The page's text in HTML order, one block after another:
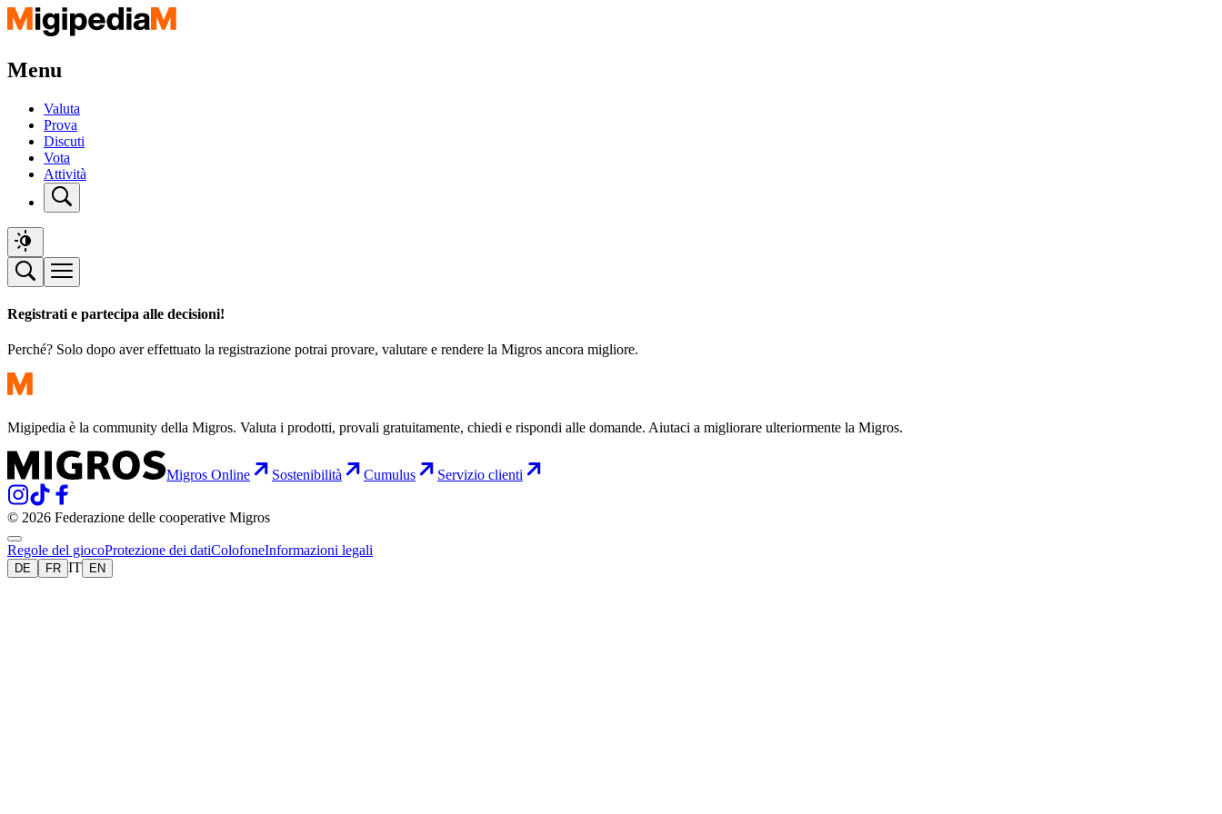
Menu
Valuta
Prova
Discuti
Vota
Attività
Registrati e partecipa alle decisioni!
Perché? Solo dopo aver effettuato la registrazione potrai provare, valutare e rendere la Migros ancora migliore.
Migipedia è la community della Migros. Valuta i prodotti, provali gratuitamente, chiedi e rispondi alle domande. Aiutaci a migliorare ulteriormente la Migros.
Migros Online Sostenibilità Cumulus Servizio clienti
© 2026 Federazione delle cooperative Migros
Regole del giocoProtezione dei datiColofoneInformazioni legali
DE FR IT EN